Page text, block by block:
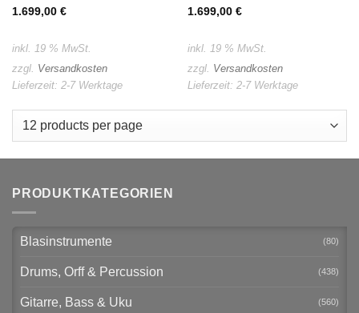
1.699,00 €
inkl. 19 % MwSt.
zzgl. Versandkosten
Lieferzeit: 2-7 Werktage
1.699,00 €
inkl. 19 % MwSt.
zzgl. Versandkosten
Lieferzeit: 2-7 Werktage
PRODUKTKATEGORIEN
Blasinstrumente (80)
Drums, Orff & Percussion (438)
Gitarre, Bass & Uku (560)